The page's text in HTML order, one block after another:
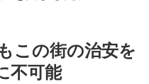
この街の治安を
不可能